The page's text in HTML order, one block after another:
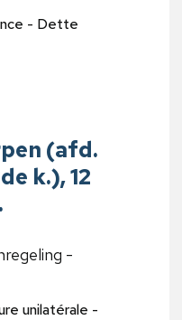
- Dette
(afd.
k.), 12
-
unilatérale -